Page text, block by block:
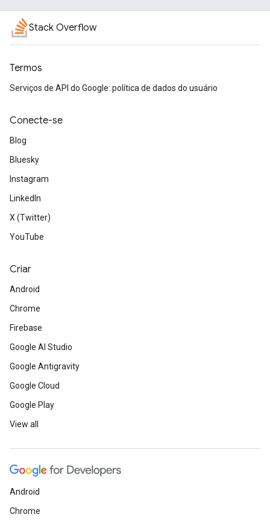
Stack Overflow
Termos
Serviços de API do Google: política de dados do usuário
Conecte-se
Blog
Bluesky
Instagram
LinkedIn
X (Twitter)
YouTube
Criar
Android
Chrome
Firebase
Google AI Studio
Google Antigravity
Google Cloud
Google Play
View all
Android
Chrome